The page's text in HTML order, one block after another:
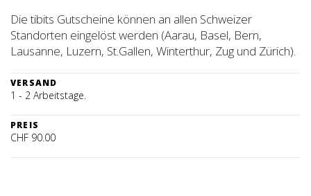
Die tibits Gutscheine können an allen Schweizer
Standorten eingelöst werden (Aarau, Basel, Bern,
Lausanne, Luzern, St.Gallen, Winterthur, Zug und Zürich).
VERSAND
1 - 2 Arbeitstage.
PREIS
CHF 90.00